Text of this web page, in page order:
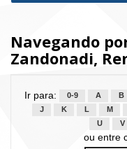
Navegando
Zandonadi,
Ir para: 0-9 A B
J
K L M
U
V
ou entre